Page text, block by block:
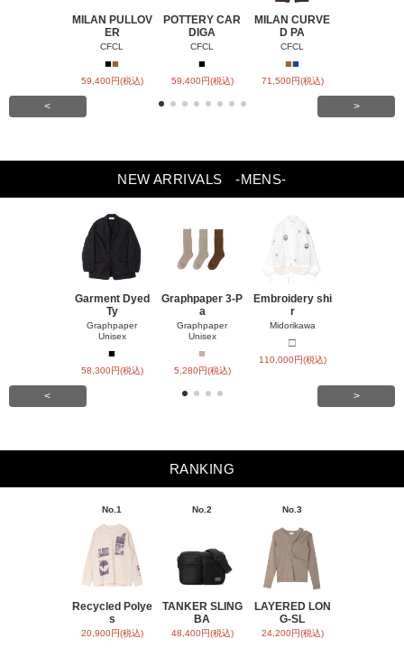
MILAN PULLOV
ER
CFCL
■■
59,400円(税込)
POTTERY CAR
DIGA
CFCL
■
59,400円(税込)
MILAN CURVE
D PA
CFCL
■■
71,500円(税込)
< >
NEW ARRIVALS -MENS-
Garment Dyed
Ty
Graphpaper
Unisex
■
58,300円(税込)
Graphpaper 3-P
a
Graphpaper
Unisex
■
5,280円(税込)
Embroidery shi
r
Midorikawa
□
110,000円(税込)
< >
RANKING
No.1
Recycled Polye
s
20,900円(税込)
No.2
TANKER SLING
BA
48,400円(税込)
No.3
LAYERED LON
G-SL
24,200円(税込)